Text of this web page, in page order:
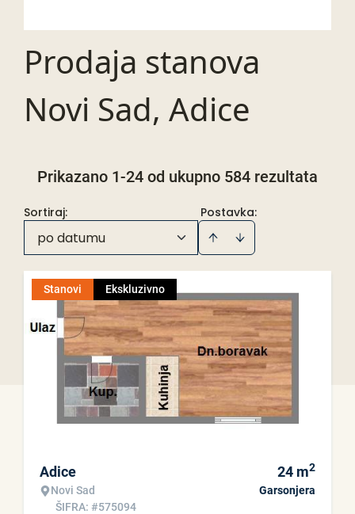
Prodaja stanova
Novi Sad, Adice
Prikazano 1-24 od ukupno 584 rezultata
Postavka:
Sortiraj:
po datumu
Stanovi Ekskluzivno
Adice
Novi Sad
ŠIFRA: #575094
24 m2
Garsonjera